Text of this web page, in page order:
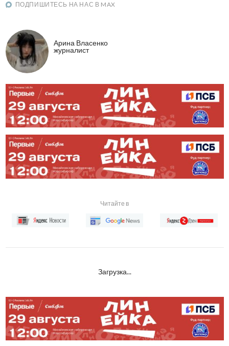
ПОДПИШИТЕСЬ НА НАС В MAX
Арина Власенко
журналист
Читайте в
Загрузка...